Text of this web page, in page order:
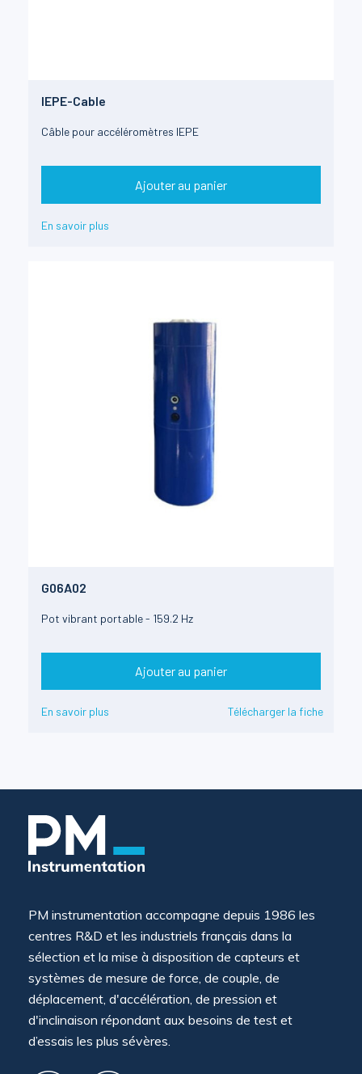
IEPE-Cable
Câble pour accéléromètres IEPE
Ajouter au panier
En savoir plus
G06A02
Pot vibrant portable - 159.2 Hz
Ajouter au panier
En savoir plus Télécharger la fiche
PM instrumentation accompagne depuis 1986 les
centres R&D et les industriels français dans la
sélection et la mise à disposition de capteurs et
systèmes de mesure de force, de couple, de
déplacement, d'accélération, de pression et
d'inclinaison répondant aux besoins de test et
d’essais les plus sévères.